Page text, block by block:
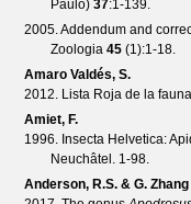
Paulo) 37:1-139.
2005. Addendum and
Zoologia 45 (1):1-18.
Amaro Valdés, S.
2012. Lista Roja de la
Amiet, F.
1996. Insecta Helvetica:
Neuchâtel. 1-98.
Anderson, R.S. & G. Zhang